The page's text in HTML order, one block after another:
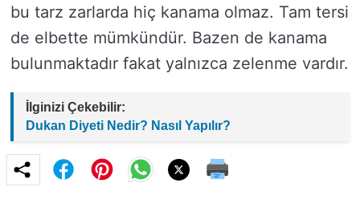
bu tarz zarlarda hiç kanama olmaz. Tam tersi
de elbette mümkündür. Bazen de kanama
bulunmaktadır fakat yalnızca zelenme vardır.
İlginizi Çekebilir:
Dukan Diyeti Nedir? Nasıl Yapılır?